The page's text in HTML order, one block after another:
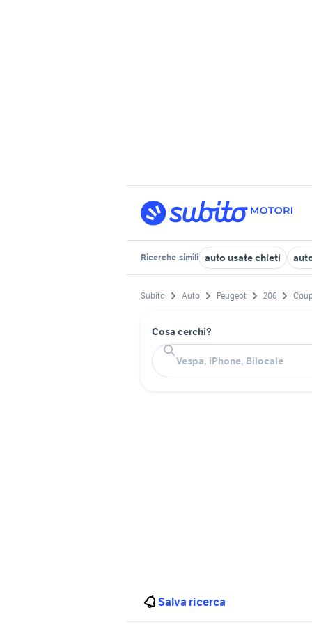
Ricerche simili auto usate chieti
Subito Auto Peugeot 206
Cosa cerchi?
Salva ricerca